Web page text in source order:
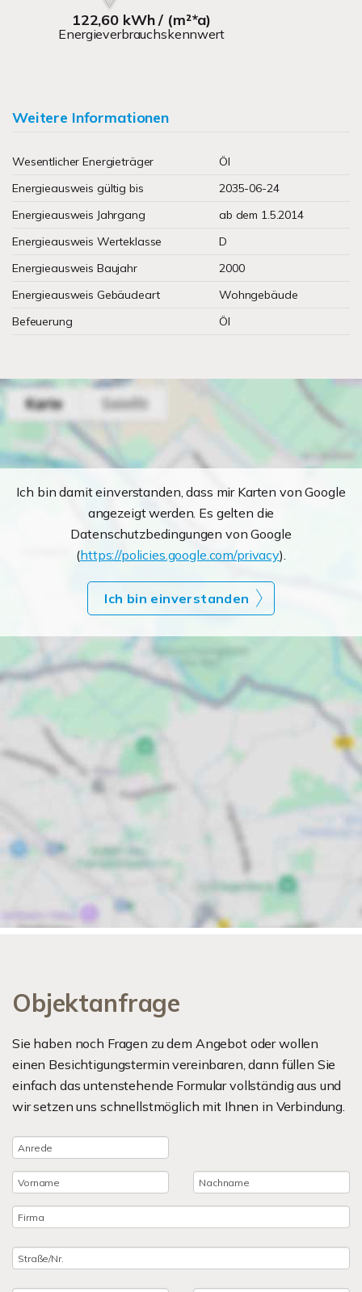
122,60 kWh / (m²*a)
Energieverbrauchskennwert
Weitere Informationen
Wesentlicher Energieträger
Öl
Energieausweis gültig bis
2035-06-24
Energieausweis Jahrgang
ab dem 1.5.2014
Energieausweis Werteklasse
D
Energieausweis Baujahr
2000
Energieausweis Gebäudeart
Wohngebäude
Befeuerung
Öl
Ich bin damit einverstanden, dass mir Karten von Google
angezeigt werden. Es gelten die
Datenschutzbedingungen von Google
(https://policies.google.com/privacy).
Ich bin einverstanden
Objektanfrage
Sie haben noch Fragen zu dem Angebot oder wollen
einen Besichtigungstermin vereinbaren, dann füllen Sie
einfach das untenstehende Formular vollständig aus und
wir setzen uns schnellstmöglich mit Ihnen in Verbindung.